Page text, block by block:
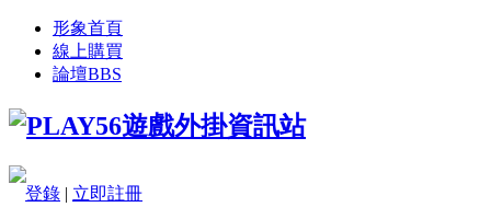
形象首頁
線上購買
論壇BBS
登錄 | 立即註冊